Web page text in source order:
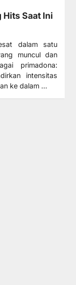
Hits Saat Ini
dalam satu
muncul dan
primadona:
intensitas
ke dalam …